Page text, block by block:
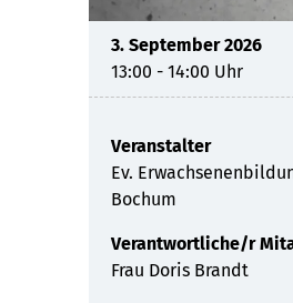
Bildungsurlaub
Jahresprogramme
3. September 2026
13:00 - 14:00 Uhr
Veranstalter
Ev.
Bochum
Verantwortliche/r
Frau Doris Brandt